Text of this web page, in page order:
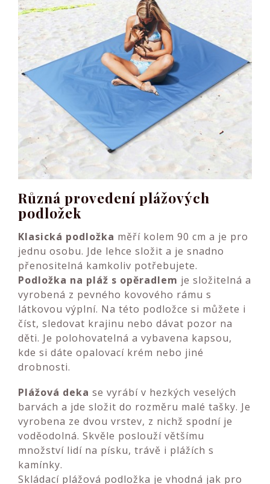
Různá provedení plážových
podložek
Klasická podložka měří kolem 90 cm a je pro
jednu osobu. Jde lehce složit a je snadno
přenositelná kamkoliv potřebujete.
Podložka na pláž s opěradlem je složitelná a
vyrobená z pevného kovového rámu s
látkovou výplní. Na této podložce si můžete i
číst, sledovat krajinu nebo dávat pozor na
děti. Je polohovatelná a vybavena kapsou,
kde si dáte opalovací krém nebo jiné
drobnosti.
Plážová deka se vyrábí v hezkých veselých
barvách a jde složit do rozměru malé tašky. Je
vyrobena ze dvou vrstev, z nichž spodní je
voděodolná. Skvěle poslouží většímu
množství lidí na písku, trávě i plážích s
kamínky.
Skládací plážová podložka je vhodná jak pro